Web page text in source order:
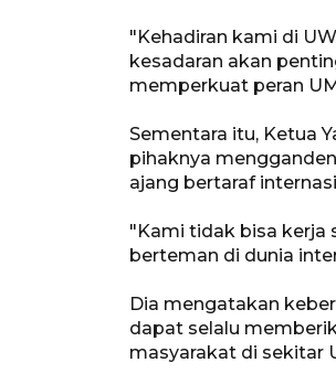
"Kehadiran kami di
kesadaran akan
memperkuat peran
Sementara itu, Ketua
pihaknya
ajang bertaraf
"Kami tidak bisa kerja
berteman di dunia
Dia mengatakan
dapat selalu
masyarakat di sekitar